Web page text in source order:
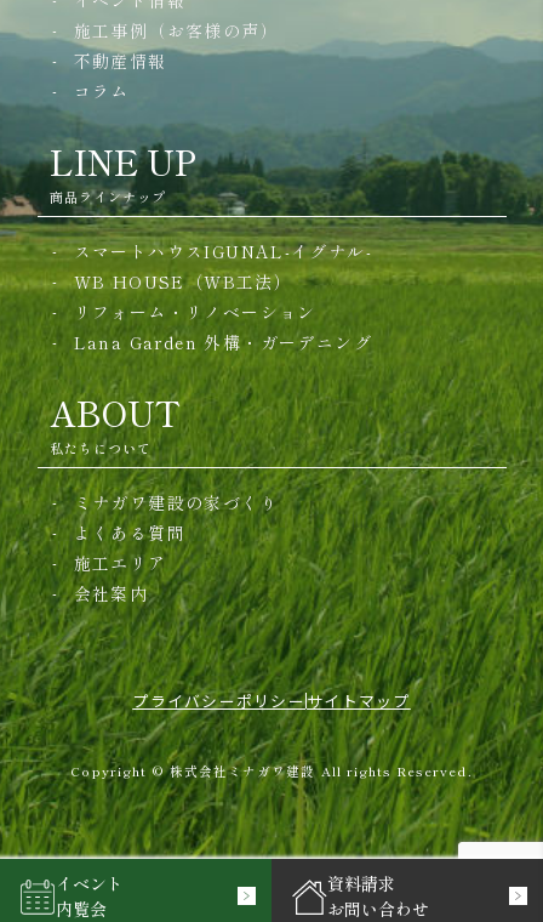
施工事例（お客様の声）
不動産情報
コラム
LINE UP
商品ラインナップ
スマートハウスIGUNAL-イグナル-
WB HOUSE（WB工法）
リフォーム・リノベーション
Lana Garden 外構・ガーデニング
ABOUT
私たちについて
ミナガワ建設の家づくり
よくある質問
施工エリア
会社案内
プライバシーポリシーサイトマップ
Copyright © 株式会社ミナガワ建設 All rights Reserved.
イベント
内覧会
資料請求
お問い合わせ